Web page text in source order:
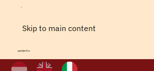
Skip to main content